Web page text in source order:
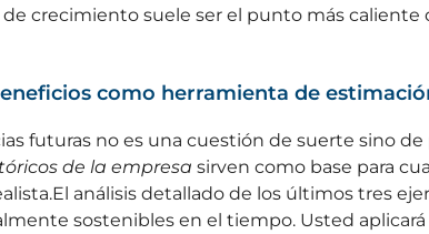
crecimiento suele ser el punto más caliente
como herramienta de
futuras no es una cuestión de suerte sino
de la empresa sirven como base para
análisis detallado de los últimos tres
sostenibles en el tiempo. Usted aplicará